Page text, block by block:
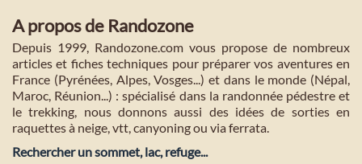
A propos de Randozone
Depuis 1999, Randozone.com vous propose de nombreux
articles et fiches techniques pour préparer vos aventures en
France (Pyrénées, Alpes, Vosges...) et dans le monde (Népal,
Maroc, Réunion...) : spécialisé dans la randonnée pédestre et
le trekking, nous donnons aussi des idées de sorties en
raquettes à neige, vtt, canyoning ou via ferrata.
Rechercher un sommet, lac, refuge...